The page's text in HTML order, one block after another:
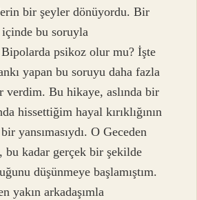
bir şeyler dönüyordu. Bir
bu soruyla
psikoz olur mu? İşte
yapan bu soruyu daha fazla
verdim. Bu hikaye, aslında bir
hissettiğim hayal kırıklığının
yansımasıydı. O Geceden
bu kadar gerçek bir şekilde
düşünmeye başlamıştım.
yakın arkadaşımla